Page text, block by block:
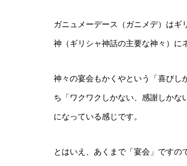
ガニュメーデース（ガニメデ）はギ
神（ギリシャ神話の主要な神々）に
神々の宴会もかくやという「喜びし
ち「ワクワクしかない、感謝しかな
になっている感じです。
とはいえ、あくまで「宴会」ですの